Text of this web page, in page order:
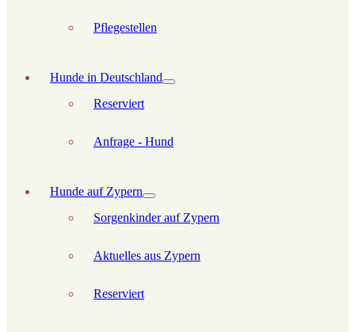
Pflegestellen
Hunde in Deutschland
Reserviert
Anfrage - Hund
Hunde auf Zypern
Sorgenkinder auf Zypern
Aktuelles aus Zypern
Reserviert